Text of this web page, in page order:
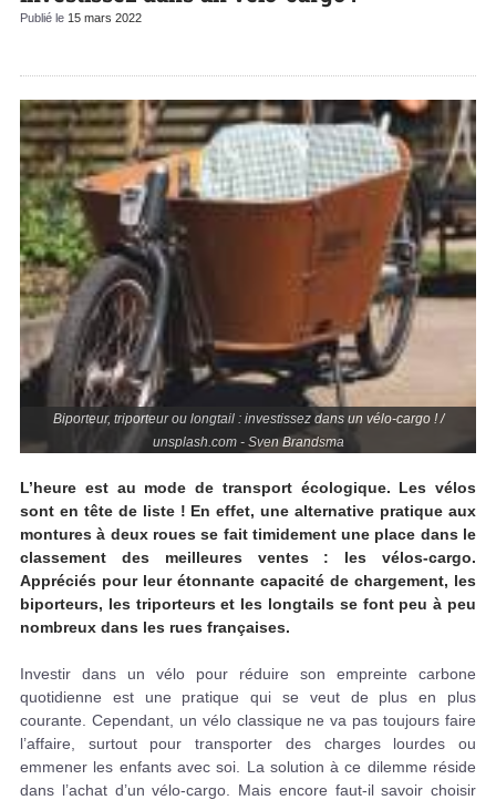
Publié le 15 mars 2022
Biporteur, triporteur ou longtail : investissez dans un vélo-cargo ! /
unsplash.com - Sven Brandsma
L’heure est au mode de transport écologique. Les vélos
sont en tête de liste ! En effet, une alternative pratique aux
montures à deux roues se fait timidement une place dans le
classement des meilleures ventes : les vélos-cargo.
Appréciés pour leur étonnante capacité de chargement, les
biporteurs, les triporteurs et les longtails se font peu à peu
nombreux dans les rues françaises.
Investir dans un vélo pour réduire son empreinte carbone
quotidienne est une pratique qui se veut de plus en plus
courante. Cependant, un vélo classique ne va pas toujours faire
l’affaire, surtout pour transporter des charges lourdes ou
emmener les enfants avec soi. La solution à ce dilemme réside
dans l’achat d’un vélo-cargo. Mais encore faut-il savoir choisir